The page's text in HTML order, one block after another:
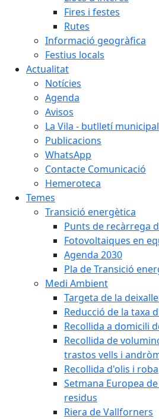
Fires i festes
Rutes
Informació geogràfica
Festius locals
Actualitat
Notícies
Agenda
Avisos
La Vila - butlletí municipal
Publicacions
WhatsApp
Contacte Comunicació
Hemeroteca
Temes
Transició energètica
Punts de recàrrega
Fotovoltaiques en
Agenda 2030
Pla de Transició
Medi Ambient
Targeta de la
Reducció de la taxa
Recollida a domicili
Recollida de
trastos vells i
Recollida d'olis i roba
Setmana Europea
residus
Riera de Vallforners